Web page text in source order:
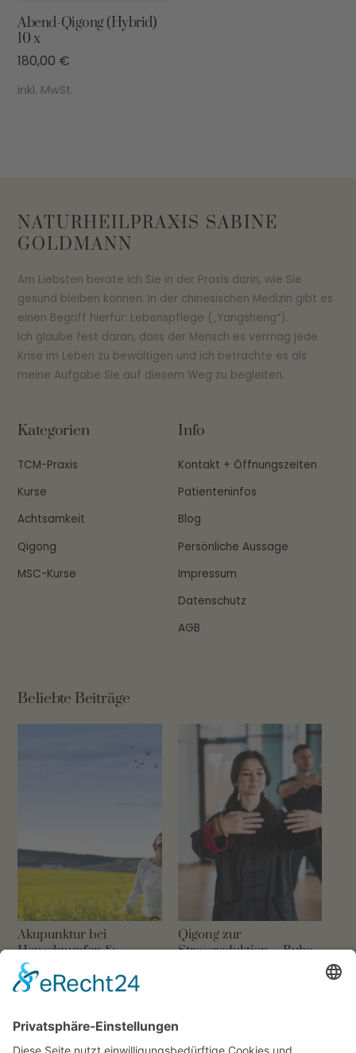
Abend-Qigong (Hybrid)
10 x
180,00 €
inkl. MwSt.
Back
NATURHEILPRAXIS SABINE
GOLDMANN
Am Liebsten berate ich Sie in der Praxis darin, wie Sie
gesund bleiben können. In der chinesischen Medizin gibt es
einen Begriff hierfür: Lebenspflege („Yangsheng“).
Ich glaube fest daran, dass der Mensch es vermag jede
Krise im Leben zu bewältigen und ich betrachte es als
meine Aufgabe Sie auf diesem Weg zu begleiten.
Kategorien
TCM-Praxis
Kurse
Achtsamkeit
Qigong
MSC-Kurse
Info
Kontakt + Öffnungszeiten
Patienteninfos
Blog
Persönliche Aussage
Impressum
Datenschutz
AGB
Beliebte Beiträge
Akupunktur bei
Heuschnupfen &
Allergie: Natürlich
lindern
Qigong zur
Stressreduktion – Ruhe